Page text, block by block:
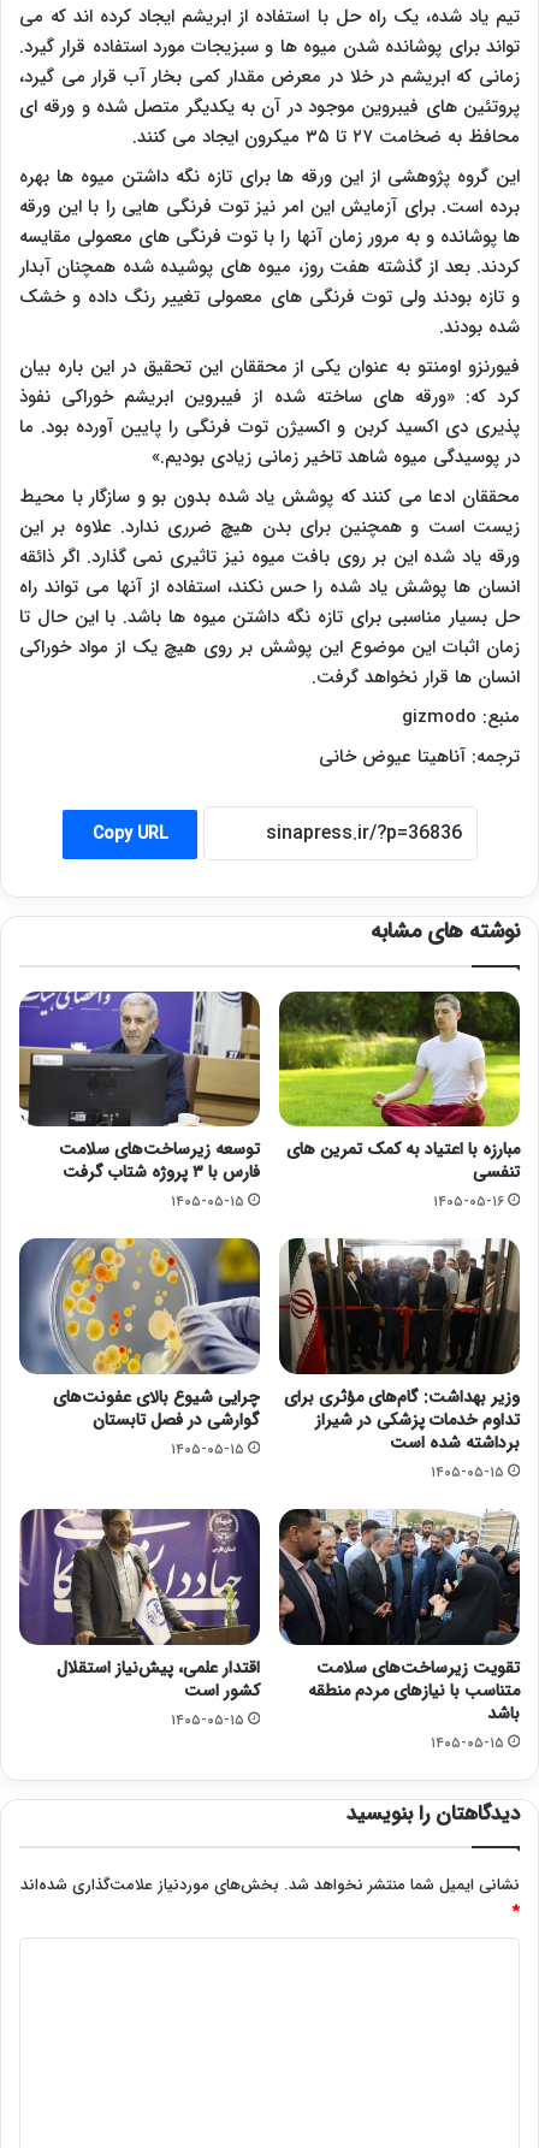
تیم یاد شده، یک راه حل با استفاده از ابریشم ایجاد کرده اند که می
تواند برای پوشانده شدن میوه ها و سبزیجات مورد استفاده قرار گیرد.
زمانی که ابریشم در خلا در معرض مقدار کمی بخار آب قرار می گیرد،
پروتئین های فیبروین موجود در آن به یکدیگر متصل شده و ورقه ای
محافظ به ضخامت ۲۷ تا ۳۵ میکرون ایجاد می کنند.
این گروه پژوهشی از این ورقه ها برای تازه نگه داشتن میوه ها بهره
برده است. برای آزمایش این امر نیز توت فرنگی هایی را با این ورقه
ها پوشانده و به مرور زمان آنها را با توت فرنگی های معمولی مقایسه
کردند. بعد از گذشته هفت روز، میوه های پوشیده شده همچنان آبدار
و تازه بودند ولی توت فرنگی های معمولی تغییر رنگ داده و خشک
شده بودند.
فیورنزو اومنتو به عنوان یکی از محققان این تحقیق در این باره بیان
کرد که: «ورقه های ساخته شده از فیبروین ابریشم خوراکی نفوذ
پذیری دی اکسید کربن و اکسیژن توت فرنگی را پایین آورده بود. ما
در پوسیدگی میوه شاهد تاخیر زمانی زیادی بودیم.»
محققان ادعا می کنند که پوشش یاد شده بدون بو و سازگار با محیط
زیست است و همچنین برای بدن هیچ ضرری ندارد. علاوه بر این
ورقه یاد شده این بر روی بافت میوه نیز تاثیری نمی گذارد. اگر ذائقه
انسان ها پوشش یاد شده را حس نکند، استفاده از آنها می تواند راه
حل بسیار مناسبی برای تازه نگه داشتن میوه ها باشد. با این حال تا
زمان اثبات این موضوع این پوشش بر روی هیچ یک از مواد خوراکی
انسان ها قرار نخواهد گرفت.
منبع: gizmodo
ترجمه: آناهیتا عیوض خانی
Copy URL
نوشته های مشابه
مبارزه با اعتیاد به کمک تمرین های
تنفسی
۱۴۰۵-۰۵-۱۶
توسعه زیرساخت‌های سلامت
فارس با ۳ پروژه شتاب گرفت
۱۴۰۵-۰۵-۱۵
وزیر بهداشت: گام‌های مؤثری برای
تداوم خدمات پزشکی در شیراز
برداشته شده است
۱۴۰۵-۰۵-۱۵
چرایی شیوع بالای عفونت‌های
گوارشی در فصل تابستان
۱۴۰۵-۰۵-۱۵
تقویت زیرساخت‌های سلامت
متناسب با نیازهای مردم منطقه
باشد
۱۴۰۵-۰۵-۱۵
اقتدار علمی، پیش‌نیاز استقلال
کشور است
۱۴۰۵-۰۵-۱۵
دیدگاهتان را بنویسید
نشانی ایمیل شما منتشر نخواهد شد. بخش‌های موردنیاز علامت‌گذاری شده‌اند
*